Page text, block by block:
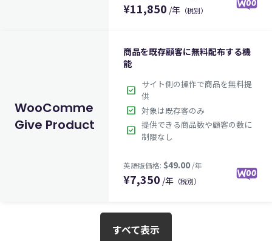
英語版価格:$79.00/年
¥11,850 /年 （税別）
WooCommerce
Give Products
商品を既存顧客に無料配布する機
能
check_box サイト側の操作で商品を無料提
供
check_box 対象は既存客のみ
check_box 提供できる商品数や顧客の数に
制限なし
¥7,350 /年 （税別）
すべて表示